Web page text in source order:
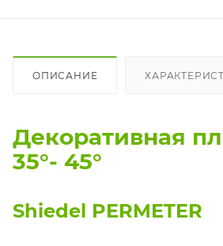
ОПИСАНИЕ
Декоративная
35°- 45°
Shiedel PERMETER